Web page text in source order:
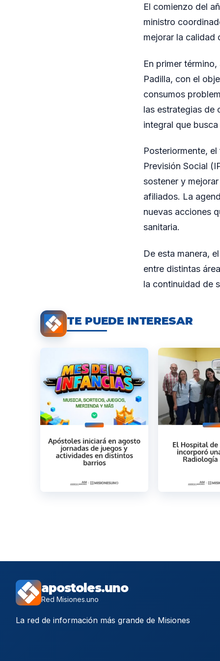
El comienzo del
ministro
mejorar la calidad
En primer
Padilla, con el
consumos
las estrategias de
integral que
Posteriormente,
Previsión Social
sostener y
afiliados. La
nuevas acciones
sanitaria.
De esta manera,
entre distintas
la continuidad de
TE PUEDE INTERESAR
apostoles.uno
Red Misiones.uno
La red de información más grande de Misiones